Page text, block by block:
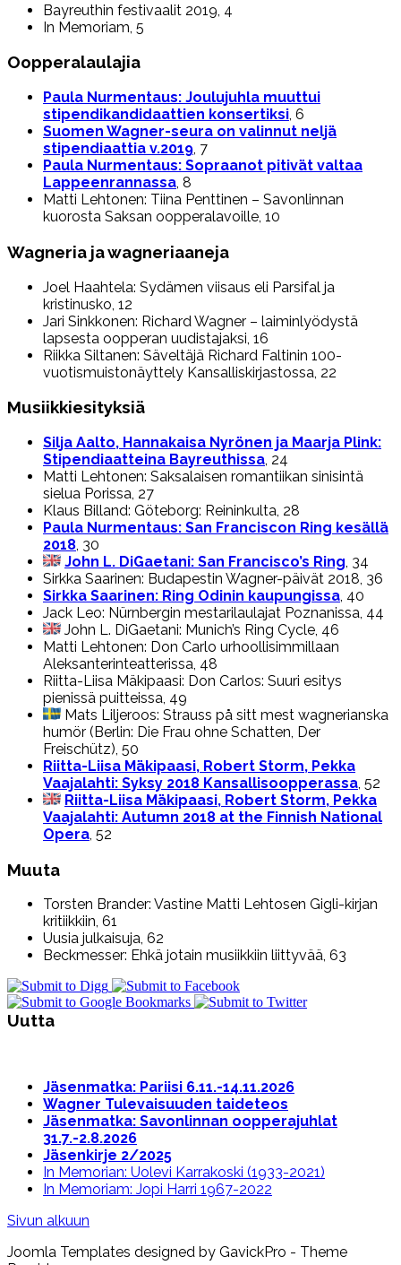
Bayreuthin festivaalit 2019, 4
In Memoriam, 5
Oopperalaulajia
Paula Nurmentaus: Joulujuhla muuttui
stipendikandidaattien konsertiksi, 6
Suomen Wagner-seura on valinnut neljä
stipendiaattia v.2019, 7
Paula Nurmentaus: Sopraanot pitivät valtaa
Lappeenrannassa, 8
Matti Lehtonen: Tiina Penttinen – Savonlinnan
kuorosta Saksan oopperalavoille, 10
Wagneria ja wagneriaaneja
Joel Haahtela: Sydämen viisaus eli Parsifal ja
kristinusko, 12
Jari Sinkkonen: Richard Wagner – laiminlyödystä
lapsesta oopperan uudistajaksi, 16
Riikka Siltanen: Säveltäjä Richard Faltinin 100-
vuotismuistonäyttely Kansalliskirjastossa, 22
Musiikkiesityksiä
Silja Aalto, Hannakaisa Nyrönen ja Maarja Plink:
Stipendiaatteina Bayreuthissa, 24
Matti Lehtonen: Saksalaisen romantiikan sinisintä
sielua Porissa, 27
Klaus Billand: Göteborg: Reininkulta, 28
Paula Nurmentaus: San Franciscon Ring kesällä
2018, 30
John L. DiGaetani: San Francisco’s Ring, 34
Sirkka Saarinen: Budapestin Wagner-päivät 2018, 36
Sirkka Saarinen: Ring Odinin kaupungissa, 40
Jack Leo: Nürnbergin mestarilaulajat Poznanissa, 44
John L. DiGaetani: Munich’s Ring Cycle, 46
Matti Lehtonen: Don Carlo urhoollisimmillaan
Aleksanterinteatterissa, 48
Riitta-Liisa Mäkipaasi: Don Carlos: Suuri esitys
pienissä puitteissa, 49
Mats Liljeroos: Strauss på sitt mest wagnerianska
humör (Berlin: Die Frau ohne Schatten, Der
Freischütz), 50
Riitta-Liisa Mäkipaasi, Robert Storm, Pekka
Vaajalahti: Syksy 2018 Kansallisoopperassa, 52
Riitta-Liisa Mäkipaasi, Robert Storm, Pekka
Vaajalahti: Autumn 2018 at the Finnish National
Opera, 52
Muuta
Torsten Brander: Vastine Matti Lehtosen Gigli-kirjan
kritiikkiin, 61
Uusia julkaisuja, 62
Beckmesser: Ehkä jotain musiikkiin liittyvää, 63
Uutta
Jäsenmatka: Pariisi 6.11.-14.11.2026
Wagner Tulevaisuuden taideteos
Jäsenmatka: Savonlinnan oopperajuhlat
31.7.-2.8.2026
Jäsenkirje 2/2025
In Memorian: Uolevi Karrakoski (1933-2021)
In Memoriam: Jopi Harri 1967-2022
Sivun alkuun
Joomla Templates designed by GavickPro - Theme